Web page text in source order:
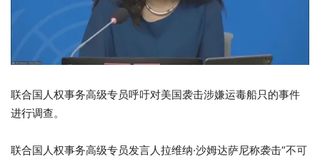
联合国人权事务高级专员呼吁对美国袭击涉嫌运毒船只的事件
进行调查。
联合国人权事务高级专员发言人拉维纳·沙姆达萨尼称袭击“不可